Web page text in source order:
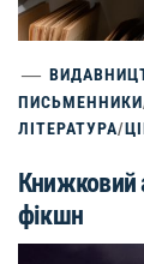
ПИСЬМЕННИКИ
ЛІТЕРАТУРА/
Книжковий
фікшн